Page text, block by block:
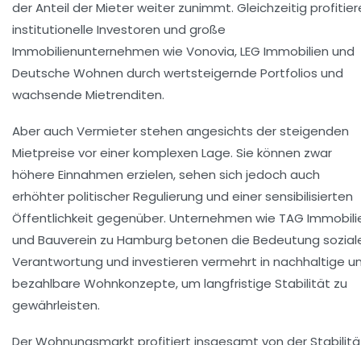
der Anteil der Mieter weiter zunimmt. Gleichzeitig
institutionelle Investoren und große
Immobilienunternehmen wie Vonovia, LEG Immobilien und
Deutsche Wohnen durch wertsteigernde Portfolios und
wachsende Mietrenditen.
Aber auch Vermieter stehen angesichts der steigenden
Mietpreise vor einer komplexen Lage. Sie können zwar
höhere Einnahmen erzielen, sehen sich jedoch auch
erhöhter politischer Regulierung und einer sensibilisierten
Öffentlichkeit gegenüber. Unternehmen wie TAG
und Bauverein zu Hamburg betonen die Bedeutung
Verantwortung und investieren vermehrt in nachhaltige
bezahlbare Wohnkonzepte, um langfristige Stabilität zu
gewährleisten.
Der Wohnungsmarkt profitiert insgesamt von der